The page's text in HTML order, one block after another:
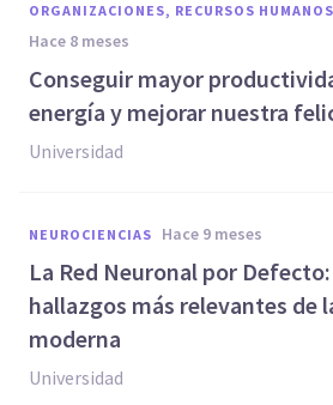
ORGANIZACIONES, RECURSOS
hace 8 meses
Conseguir mayor
energía y mejorar nuestra
Universidad
NEUROCIENCIAS hace 9 meses
La Red Neuronal por
hallazgos más relevantes de
moderna
Universidad